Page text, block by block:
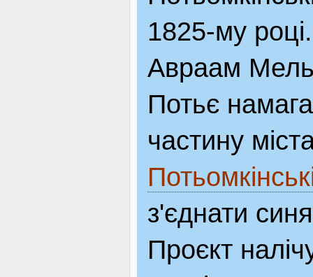
1825-му році.
Авраам
Потьє
частину
з'єднати
Проєкт